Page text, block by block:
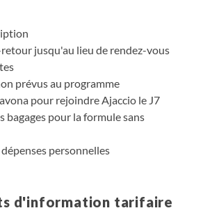
jusqu'au lieu de rendez-vous
prévus au programme
pour rejoindre Ajaccio le J7
bagages pour la formule sans
personnelles
d'information tarifaire